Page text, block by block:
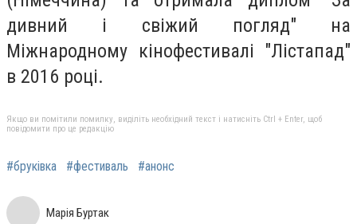
дивний і свіжий погляд" на
Міжнародному кінофестивалі "Лістапад"
в 2016 році.
Якщо ви помітили помилку, виділіть необхідний текст і натисніть Ctrl + Enter, щоб
повідомити про це редакцію
#бруківка #фестиваль #анонс
Марія Буртак